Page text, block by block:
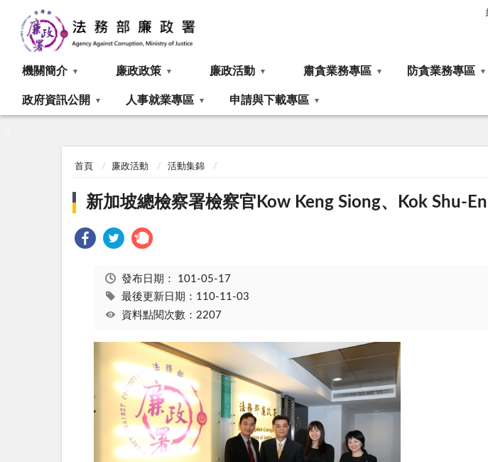
機關簡介 廉政政策 廉政活動 肅貪業務專區 防貪業務專區
政府資訊公開 人事就業專區 申請與下載專區
首頁 廉政活動 活動集錦
新加坡總檢察署檢察官Kow Keng Siong、Kok Shu-
發布日期： 101-05-17
最後更新日期：110-11-03
資料點閱次數：2207